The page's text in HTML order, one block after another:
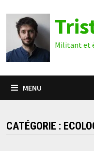
contenu
Militant et
MENU
CATÉGORIE :